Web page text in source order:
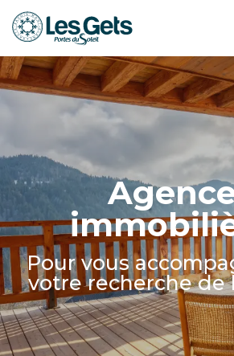
Aller
au
principal
Pour vous
votre recherche de